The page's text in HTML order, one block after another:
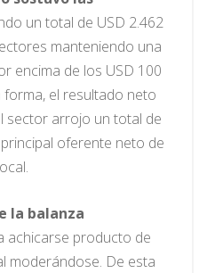
un total de USD 2.462
manteniendo una
encima de los USD 100
el resultado neto
sector arrojo un total de
oferente neto de
la balanza
achicarse producto de
moderándose. De esta